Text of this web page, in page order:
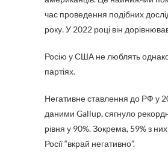
час проведення подібних
року. У 2022 році він
Росію у США не люблять
партіях.
Негативне ставлення до РФ у
даними Gallup, сягнуло
рівня у 90%. Зокрема, 59% з
Росії “вкрай негативно”.